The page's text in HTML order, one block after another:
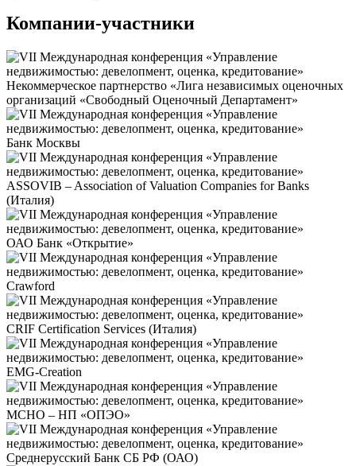
Компании-участники
Некоммерческое партнерство «Лига независимых оценочных
организаций «Свободный Оценочный Департамент»
Банк Москвы
ASSOVIB – Association of Valuation Companies for Banks
(Италия)
ОАО Банк «Открытие»
Crawford
CRIF Certification Services (Италия)
EMG-Creation
МСНО – НП «ОПЭО»
Среднерусский Банк СБ РФ (ОАО)